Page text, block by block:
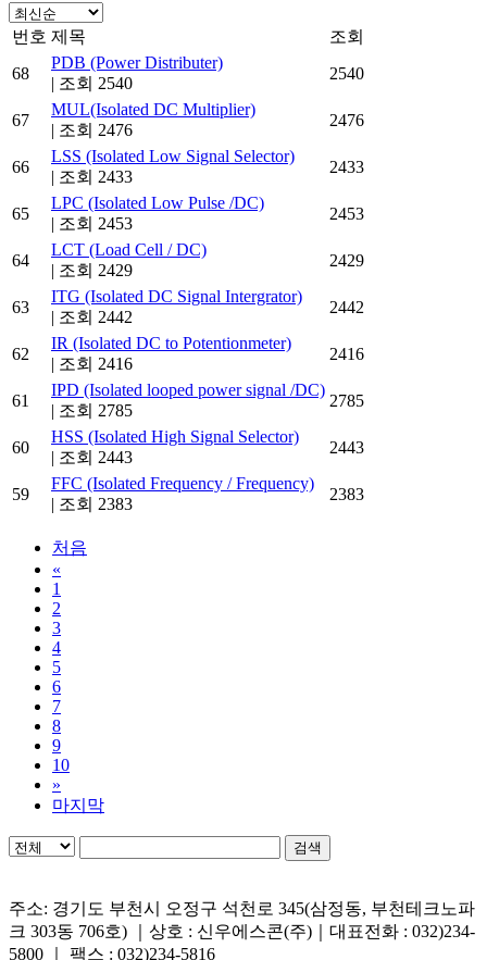
번호 제목
조회
68
PDB (Power Distributer)
| 조회 2540
2540
67
MUL(Isolated DC Multiplier)
| 조회 2476
2476
66
LSS (Isolated Low Signal Selector)
| 조회 2433
2433
65
LPC (Isolated Low Pulse /DC)
| 조회 2453
2453
64
LCT (Load Cell / DC)
| 조회 2429
2429
63
ITG (Isolated DC Signal Intergrator)
| 조회 2442
2442
62
IR (Isolated DC to Potentionmeter)
| 조회 2416
2416
61
IPD (Isolated looped power signal /DC)
| 조회 2785
2785
60
HSS (Isolated High Signal Selector)
| 조회 2443
2443
59
FFC (Isolated Frequency / Frequency)
| 조회 2383
2383
처음
«
1
2
3
4
5
6
7
8
9
10
»
마지막
검색
주소: 경기도 부천시 오정구 석천로 345(삼정동, 부천테크노파
크 303동 706호) ｜상호 : 신우에스콘(주)｜대표전화 : 032)234-
5800 ｜ 팩스 : 032)234-5816